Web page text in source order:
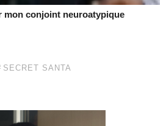
mon conjoint neuroatypique
SECRET SANTA